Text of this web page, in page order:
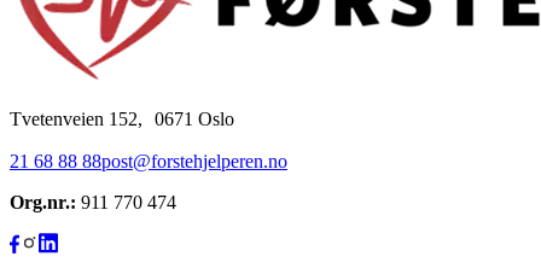
Tvetenveien 152, 0671 Oslo
21 68 88 88post@forstehjelperen.no
Org.nr.: 911 770 474